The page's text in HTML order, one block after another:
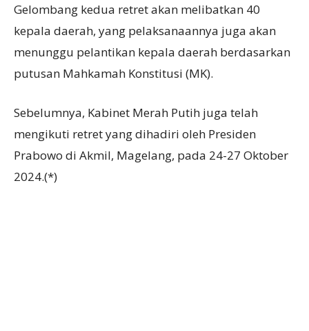
Gelombang kedua retret akan melibatkan 40
kepala daerah, yang pelaksanaannya juga akan
menunggu pelantikan kepala daerah berdasarkan
putusan Mahkamah Konstitusi (MK).
Sebelumnya, Kabinet Merah Putih juga telah
mengikuti retret yang dihadiri oleh Presiden
Prabowo di Akmil, Magelang, pada 24-27 Oktober
2024.(*)